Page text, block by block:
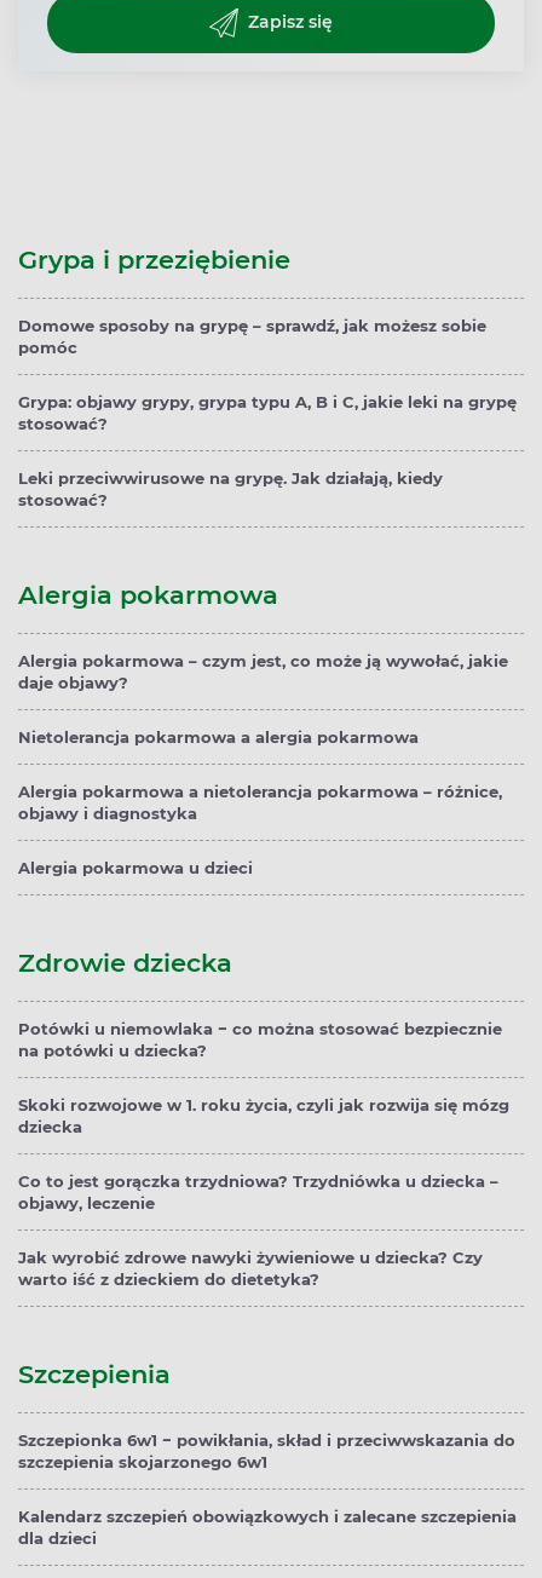
Zapisz się
Grypa i przeziębienie
Domowe sposoby na grypę – sprawdź, jak możesz sobie
pomóc
Grypa: objawy grypy, grypa typu A, B i C, jakie leki na grypę
stosować?
Leki przeciwwirusowe na grypę. Jak działają, kiedy
stosować?
Alergia pokarmowa
Alergia pokarmowa – czym jest, co może ją wywołać, jakie
daje objawy?
Nietolerancja pokarmowa a alergia pokarmowa
Alergia pokarmowa a nietolerancja pokarmowa – różnice,
objawy i diagnostyka
Alergia pokarmowa u dzieci
Zdrowie dziecka
Potówki u niemowlaka − co można stosować bezpiecznie
na potówki u dziecka?
Skoki rozwojowe w 1. roku życia, czyli jak rozwija się mózg
dziecka
Co to jest gorączka trzydniowa? Trzydniówka u dziecka –
objawy, leczenie
Jak wyrobić zdrowe nawyki żywieniowe u dziecka? Czy
warto iść z dzieckiem do dietetyka?
Szczepienia
Szczepionka 6w1 − powikłania, skład i przeciwwskazania do
szczepienia skojarzonego 6w1
Kalendarz szczepień obowiązkowych i zalecane szczepienia
dla dzieci